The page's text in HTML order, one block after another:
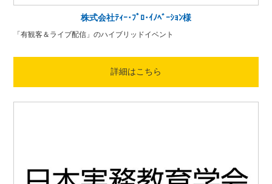
株式会社ﾃｨｰ･ﾌﾟﾛ･ｲﾉﾍﾞｰｼｮﾝ様
「有観客＆ライブ配信」のハイブリッドイベント
詳細はこちら